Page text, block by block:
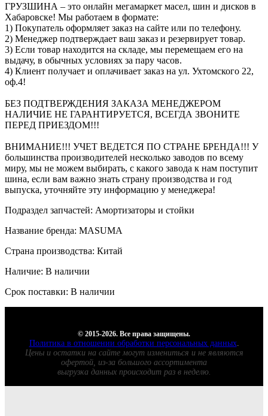
ГРУЗШИНА – это онлайн мегамаркет масел, шин и дисков в
Хабаровске! Мы работаем в формате:
1) Покупатель оформляет заказ на сайте или по телефону.
2) Менеджер подтверждает ваш заказ и резервирует товар.
3) Если товар находится на складе, мы перемещаем его на
выдачу, в обычных условиях за пару часов.
4) Клиент получает и оплачивает заказ на ул. Ухтомского 22,
оф.4!
БЕЗ ПОДТВЕРЖДЕНИЯ ЗАКАЗА МЕНЕДЖЕРОМ
НАЛИЧИЕ НЕ ГАРАНТИРУЕТСЯ, ВСЕГДА ЗВОНИТЕ
ПЕРЕД ПРИЕЗДОМ!!!
ВНИМАНИЕ!!! УЧЕТ ВЕДЕТСЯ ПО СТРАНЕ БРЕНДА!!! У
большинства производителей несколько заводов по всему
миру, мы не можем выбирать, с какого завода к нам поступит
шина, если вам важно знать страну производства и год
выпуска, уточняйте эту информацию у менеджера!
Подраздел запчастей: Амортизаторы и стойки
Название бренда: MASUMA
Страна производства: Китай
Наличие: В наличии
Срок поставки: В наличии
© 2015-2026. Все права защищены.
Политика в отношении обработки персональных данных.
Цены и остатки на сайте могут измениться и не являются
офертой, из-за большого ассортимента
выгрузка данных происходит раз в неделю.